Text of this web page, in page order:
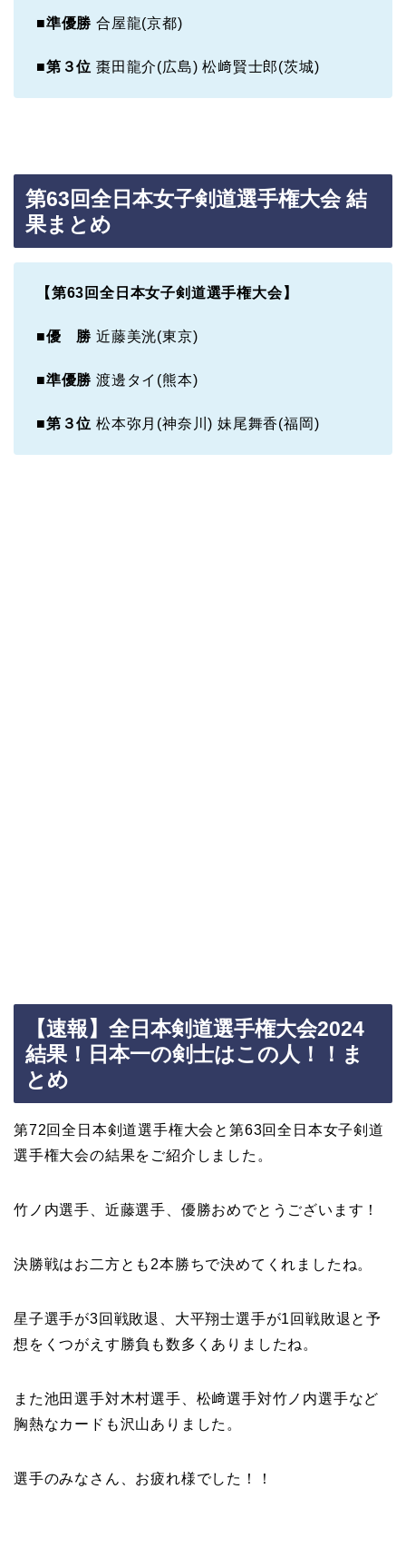
■準優勝 合屋龍(京都)
■第３位 棗田龍介(広島) 松﨑賢士郎(茨城)
第63回全日本女子剣道選手権大会 結
果まとめ
【第63回全日本女子剣道選手権大会】
■優 勝 近藤美洸(東京)
■準優勝 渡邊タイ(熊本)
■第３位 松本弥月(神奈川) 妹尾舞香(福岡)
【速報】全日本剣道選手権大会2024
結果！日本一の剣士はこの人！！ま
とめ
第72回全日本剣道選手権大会と第63回全日本女子剣道
選手権大会の結果をご紹介しました。
竹ノ内選手、近藤選手、優勝おめでとうございます！
決勝戦はお二方とも2本勝ちで決めてくれましたね。
星子選手が3回戦敗退、大平翔士選手が1回戦敗退と予
想をくつがえす勝負も数多くありましたね。
また池田選手対木村選手、松﨑選手対竹ノ内選手など
胸熱なカードも沢山ありました。
選手のみなさん、お疲れ様でした！！